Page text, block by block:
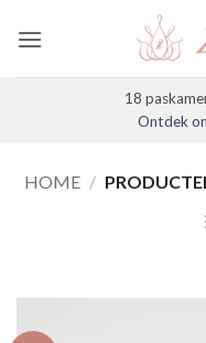
naar
18
Ontdek
HOME /